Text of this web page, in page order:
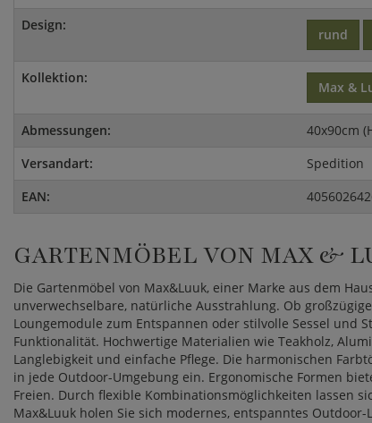
Design:
rund
Kollektion:
Max &
Abmessungen:
40x90cm
Versandart:
Spedition
EAN:
GARTENMÖBEL VON MAX &
Die Gartenmöbel von Max&Luuk, einer Marke aus dem
unverwechselbare, natürliche Ausstrahlung. Ob
Loungemodule zum Entspannen oder stilvolle Sessel und
Funktionalität. Hochwertige Materialien wie Teakholz,
Langlebigkeit und einfache Pflege. Die harmonischen
in jede Outdoor-Umgebung ein. Ergonomische Formen
Freien. Durch flexible Kombinationsmöglichkeiten lassen
Max&Luuk holen Sie sich modernes, entspanntes